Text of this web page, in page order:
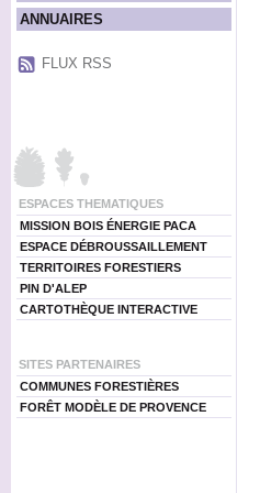
ANNUAIRES
FLUX RSS
ESPACES THEMATIQUES
MISSION BOIS ÉNERGIE PACA
ESPACE DÉBROUSSAILLEMENT
TERRITOIRES FORESTIERS
PIN D'ALEP
CARTOTHÈQUE INTERACTIVE
SITES PARTENAIRES
COMMUNES FORESTIÈRES
FORÊT MODÈLE DE PROVENCE